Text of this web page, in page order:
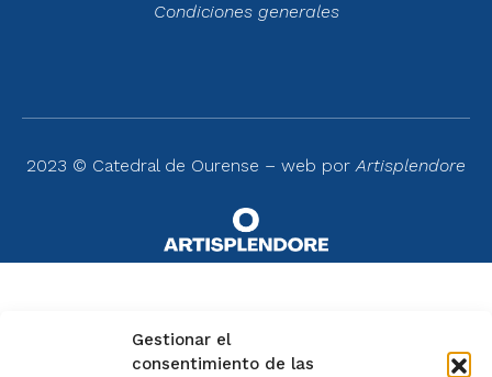
Gestionar el
consentimiento de las
Condiciones generales
2023 © Catedral de Ourense – web porArtisplendore